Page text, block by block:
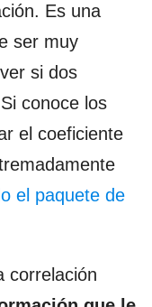
Es una
ser muy
si dos
conoce los
el coeficiente
el paquete de
correlación